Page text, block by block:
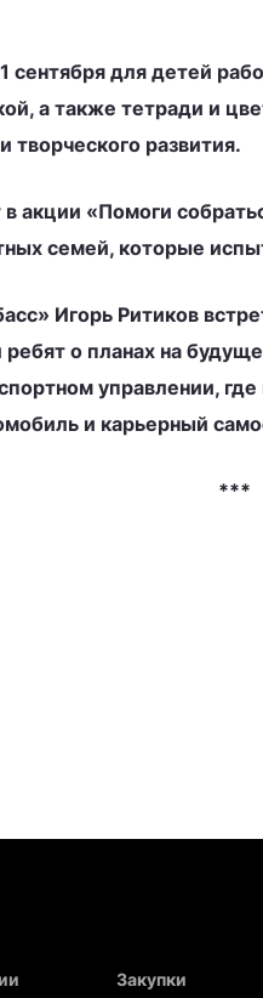
для детей
а также тетради и
развития.
акции «Помоги
семей, которые
Игорь Ритиков
о планах на
управлении,
и карьерный
***
Закупки